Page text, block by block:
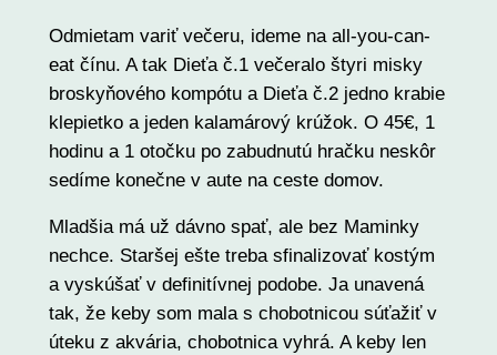
Odmietam variť večeru, ideme na all-you-can-
eat čínu. A tak Dieťa č.1 večeralo štyri misky
broskyňového kompótu a Dieťa č.2 jedno krabie
klepietko a jeden kalamárový krúžok. O 45€, 1
hodinu a 1 otočku po zabudnutú hračku neskôr
sedíme konečne v aute na ceste domov.
Mladšia má už dávno spať, ale bez Maminky
nechce. Staršej ešte treba sfinalizovať kostým
a vyskúšať v definitívnej podobe. Ja unavená
tak, že keby som mala s chobotnicou súťažiť v
úteku z akvária, chobotnica vyhrá. A keby len